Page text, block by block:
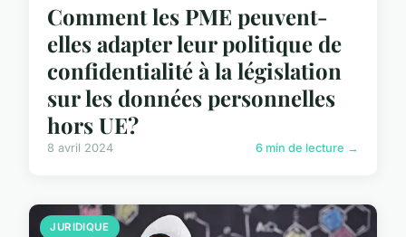
Comment les PME peuvent-
elles adapter leur politique de
confidentialité à la législation
sur les données personnelles
hors UE?
8 avril 2024 6 min de lecture →
JURIDIQUE